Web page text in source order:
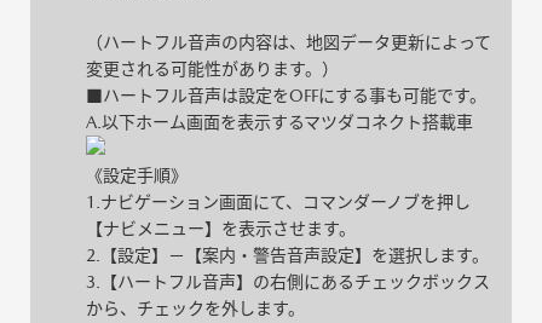
（ハートフル音声の内容は、地図データ更新によって
変更される可能性があります。）
■ハートフル音声は設定をOFFにする事も可能です。
A.以下ホーム画面を表示するマツダコネクト搭載車
《設定手順》
1.ナビゲーション画面にて、コマンダーノブを押し
【ナビメニュー】を表示させます。
2.【設定】－【案内・警告音声設定】を選択します。
3.【ハートフル音声】の右側にあるチェックボックス
から、チェックを外します。